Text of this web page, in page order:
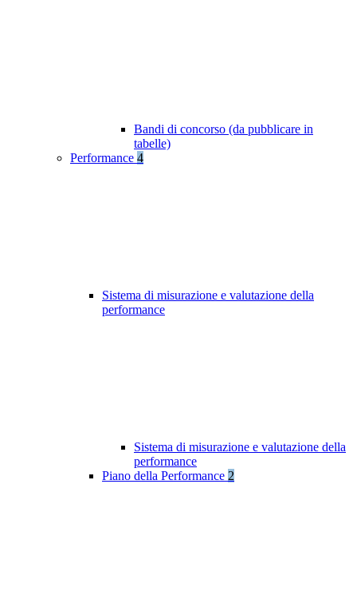
Bandi di concorso (da pubblicare in
tabelle)
Performance 4
Sistema di misurazione e valutazione della
performance
Sistema di misurazione e valutazione della
performance
Piano della Performance 2